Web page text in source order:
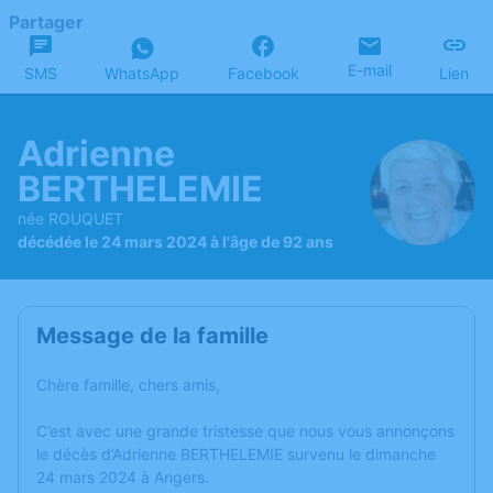
Partager
SMS WhatsApp Facebook E-mail Lien
Adrienne
BERTHELEMIE
née ROUQUET
décédée le 24 mars 2024 à l'âge de 92 ans
Message de la famille
Chère famille, chers amis,
C’est avec une grande tristesse que nous vous annonçons
le décès d’Adrienne BERTHELEMIE survenu le dimanche
24 mars 2024 à Angers.